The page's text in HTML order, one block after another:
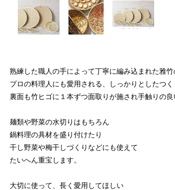
熟練した職人の手によって丁寧に編み込まれた雅
プロの料理人にも愛用される、しっかりとしたつく
裏面も竹ヒゴに１本ずつ面取りが施され手触りの良
麺類や野菜の水切りはもちろん
鍋料理の具材を盛り付けたり
干し野菜や梅干しづくりなどにも使えて
たいへん重宝します。
大切に使って、長く愛用してほしい